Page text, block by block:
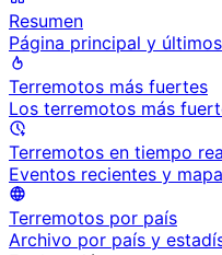
Resumen
Página principal y
Terremotos más fuertes
Los terremotos más
Terremotos en tiempo
Eventos recientes y
Terremotos por país
Archivo por país y